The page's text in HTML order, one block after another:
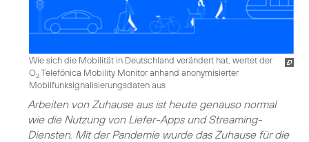
Wie sich die Mobilität in Deutschland verändert hat, wertet der
O2Telefónica Mobility Monitor anhand anonymisierter
Mobilfunksignalisierungsdaten aus
Arbeiten von Zuhause aus ist heute genauso normal
wie die Nutzung von Liefer-Apps und Streaming-
Diensten. Mit der Pandemie wurde das Zuhause für die